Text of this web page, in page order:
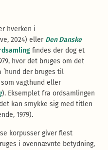
hverken i
2024) eller Den Danske
findes der dog et
hvor det bruges om det
’hund der bruges til
vagthund eller
). Eksemplet fra ordsamlingen
kan smykke sig med titlen
1979).
korpusser giver flest
i ovennævnte betydning,